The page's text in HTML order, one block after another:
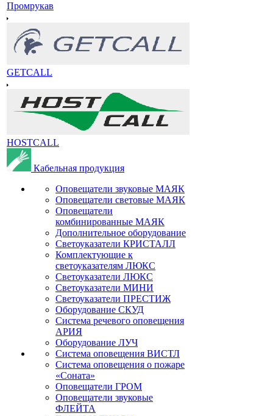
Промрукав
GETCALL
HOSTCALL
Кабельная продукция
Оповещатели звуковые МАЯК
Оповещатели световые МАЯК
Оповещатели
комбинированные МАЯК
Дополнительное оборудование
Светоуказатели КРИСТАЛЛ
Комплектующие к
светоуказателям ЛЮКС
Светоуказатели ЛЮКС
Светоуказатели МИНИ
Светоуказатели ПРЕСТИЖ
Оборудование СКУД
Система речевого оповещения
АРИЯ
Оборудование ЛУЧ
Система оповещения ВИСТЛ
Система оповещения о пожаре
«Соната»
Оповещатели ГРОМ
Оповещатели звуковые
ФЛЕЙТА